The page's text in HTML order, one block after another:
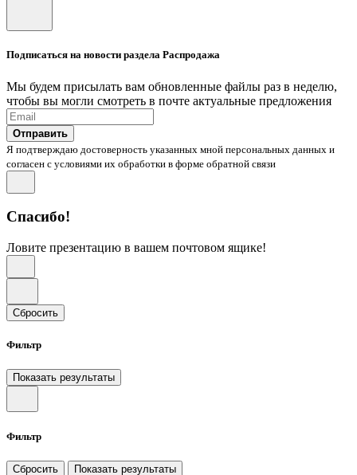
Подписаться на новости раздела Распродажа
Мы будем присылать вам обновленные файлы раз в неделю,
чтобы вы могли смотреть в почте актуальные предложения
Отправить
Я подтверждаю достоверность указанных мной персональных данных и
согласен с условиями их обработки в форме обратной связи
Спасибо!
Ловите презентацию в вашем почтовом ящике!
Сбросить
Фильтр
Показать результаты
Фильтр
Сбросить Показать результаты